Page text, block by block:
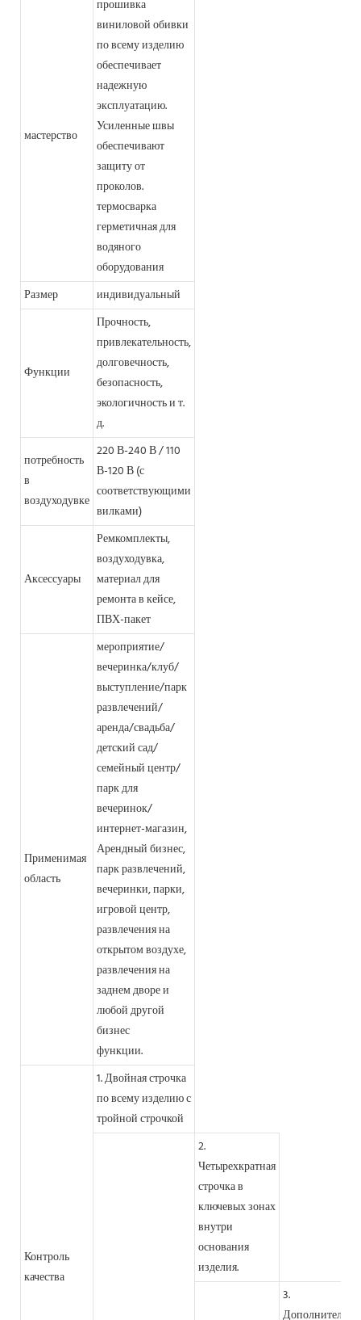
мастерство
прошивка
виниловой обивки
по всему изделию
обеспечивает
надежную
эксплуатацию.
Усиленные швы
обеспечивают
защиту от
проколов.
термосварка
герметичная для
водяного
оборудования
Размер
индивидуальный
Функции
Прочность,
привлекательность,
долговечность,
безопасность,
экологичность и т.
д.
потребность
в
воздуходувке
220 В-240 В / 110
В-120 В (с
соответствующими
вилками)
Аксессуары
Ремкомплекты,
воздуходувка,
материал для
ремонта в кейсе,
ПВХ-пакет
Применимая
область
мероприятие/
вечеринка/клуб/
выступление/парк
развлечений/
аренда/свадьба/
детский сад/
семейный центр/
парк для
вечеринок/
интернет-магазин,
Арендный бизнес,
парк развлечений,
вечеринки, парки,
игровой центр,
развлечения на
открытом воздухе,
развлечения на
заднем дворе и
любой другой
бизнес
функции.
Контроль
качества
1. Двойная строчка
по всему изделию с
тройной строчкой
2.
Четырехкратная
строчка в
ключевых зонах
внутри
основания
изделия.
3.